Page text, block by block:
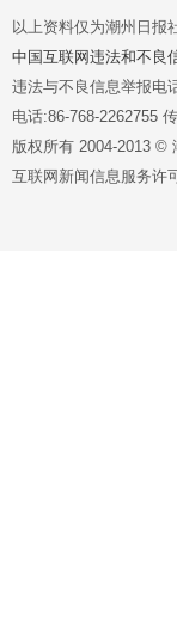
以上资料仅为潮州日报
中国互联网违法和不良
违法与不良信息举报电
电话:86-768-2262755
版权所有 2004-2013 ©
互联网新闻信息服务许